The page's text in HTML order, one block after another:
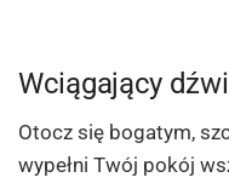
Wciągający
Otocz się bogatym,
wypełni Twój pokój